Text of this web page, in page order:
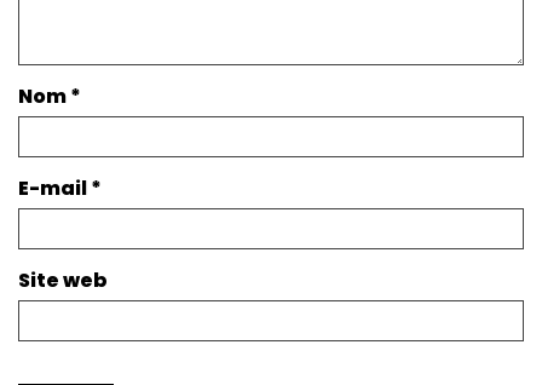
Nom*
E-mail*
Site web